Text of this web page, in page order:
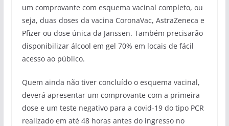
um comprovante com esquema vacinal completo, ou
seja, duas doses da vacina CoronaVac, AstraZeneca e
Pfizer ou dose única da Janssen. Também precisarão
disponibilizar álcool em gel 70% em locais de fácil
acesso ao público.
Quem ainda não tiver concluído o esquema vacinal,
deverá apresentar um comprovante com a primeira
dose e um teste negativo para a covid-19 do tipo PCR
realizado em até 48 horas antes do ingresso no